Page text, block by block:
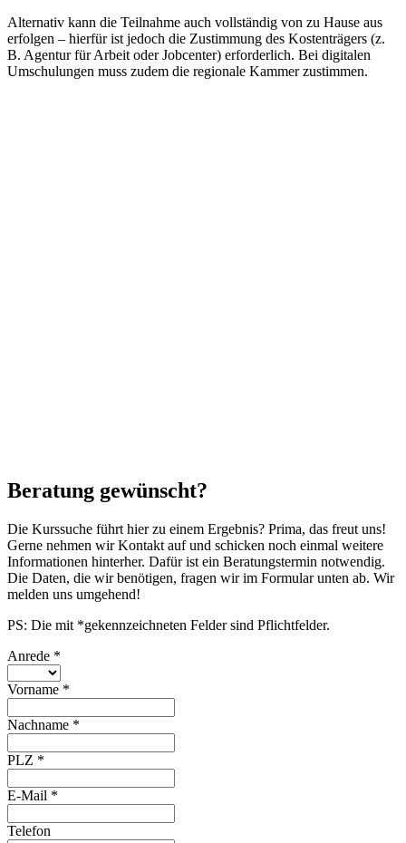
Alternativ kann die Teilnahme auch vollständig von zu Hause aus
erfolgen – hierfür ist jedoch die Zustimmung des Kostenträgers (z.
B. Agentur für Arbeit oder Jobcenter) erforderlich. Bei digitalen
Umschulungen muss zudem die regionale Kammer zustimmen.
Beratung gewünscht?
Die Kurssuche führt hier zu einem Ergebnis? Prima, das freut uns!
Gerne nehmen wir Kontakt auf und schicken noch einmal weitere
Informationen hinterher. Dafür ist ein Beratungstermin notwendig.
Die Daten, die wir benötigen, fragen wir im Formular unten ab. Wir
melden uns umgehend!
PS: Die mit *gekennzeichneten Felder sind Pflichtfelder.
Anrede *
Vorname *
Nachname *
PLZ *
E-Mail *
Telefon